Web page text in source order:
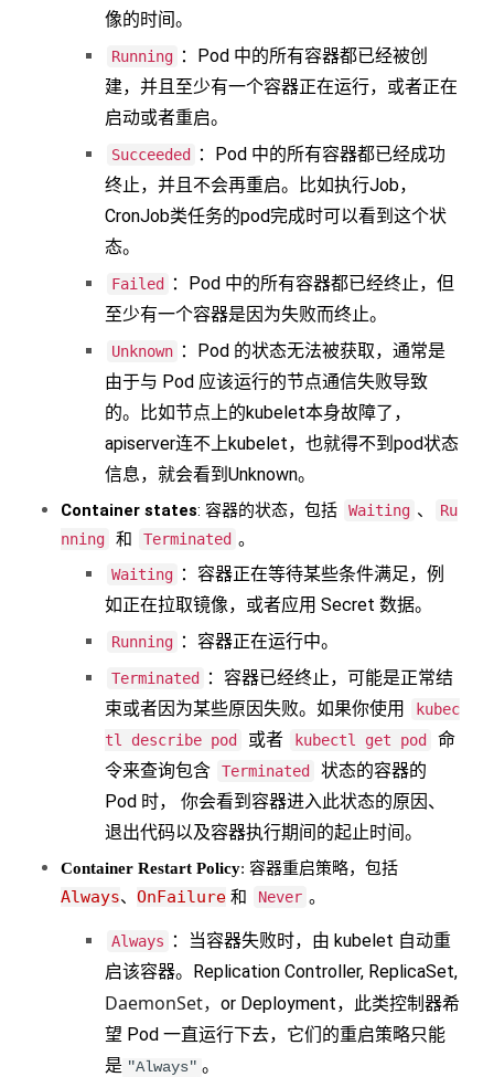
像的时间。
Running ：Pod 中的所有容器都已经被创
建，并且至少有一个容器正在运行，或者正在
启动或者重启。
Succeeded
：Pod 中的所有容器都已经成功
终止，并且不会再重启。比如执行Job，
CronJob类任务的pod完成时可以看到这个状
态。
Failed
：Pod 中的所有容器都已经终止，但
至少有一个容器是因为失败而终止。
Unknown ：Pod 的状态无法被获取，通常是
由于与 Pod 应该运行的节点通信失败导致
的。比如节点上的kubelet本身故障了，
apiserver连不上kubelet，也就得不到pod状态
信息，就会看到Unknown。
Container states: 容器的状态，包括 Waiting 、
Ru
nning
和 Terminated 。
Waiting ：容器正在等待某些条件满足，例
如正在拉取镜像，或者应用 Secret 数据。
Running ：容器正在运行中。
Terminated
：容器已经终止，可能是正常结
束或者因为某些原因失败。如果你使用
kubec
tl describe pod
或者 kubectl get pod
命
令来查询包含
Terminated
状态的容器的
Pod 时， 你会看到容器进入此状态的原因、
退出代码以及容器执行期间的起止时间。
Container Restart Policy: 容器重启策略，包括
Always、 OnFailure 和 Never 。
Always
：当容器失败时，由 kubelet 自动重
启该容器。Replication Controller, ReplicaSet,
DaemonSet， or Deployment，此类控制器希
望 Pod 一直运行下去，它们的重启策略只能
是 "Always" 。